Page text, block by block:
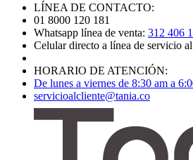
LÍNEA DE CONTACTO:
01 8000 120 181
Whatsapp línea de venta: 312 406
Celular directo a línea de servicio
HORARIO DE ATENCIÓN:
De lunes a viernes de 8:30 am a
servicioalcliente@tania.co